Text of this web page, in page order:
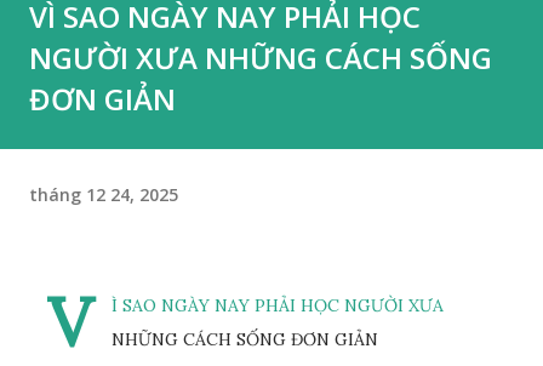
VÌ SAO NGÀY NAY PHẢI HỌC
NGƯỜI XƯA NHỮNG CÁCH SỐNG
ĐƠN GIẢN
tháng 12 24, 2025
V
Ì SAO NGÀY NAY PHẢI HỌC NGƯỜI XƯA
NHỮNG CÁCH SỐNG ĐƠN GIẢN